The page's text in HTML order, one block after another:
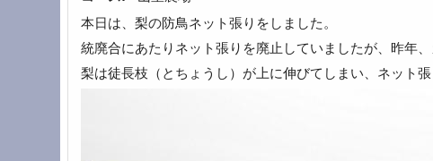
本日は、梨の防鳥ネット張りをしました。
統廃合にあたりネット張りを廃止していましたが、昨年
梨は徒長枝（とちょうし）が上に伸びてしまい、ネット